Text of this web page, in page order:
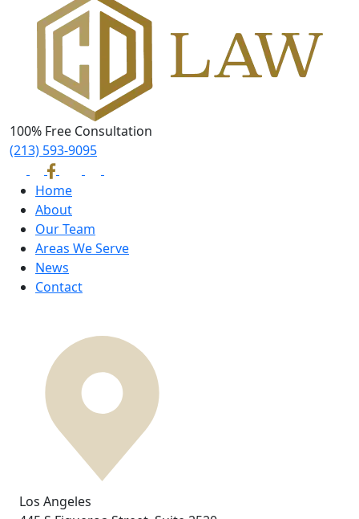
100% Free Consultation
(213) 593-9095
Home
About
Our Team
Areas We Serve
News
Contact
Los Angeles